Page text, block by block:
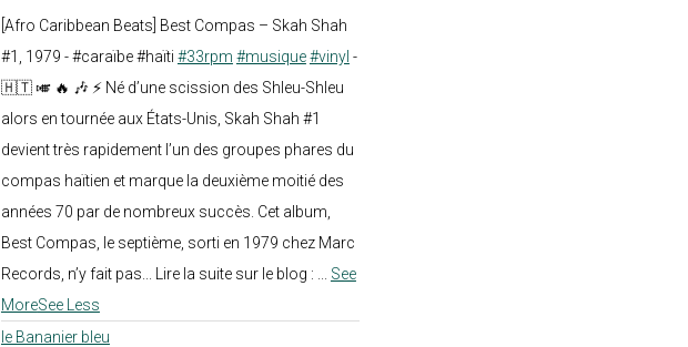
[Afro Caribbean Beats] Best Compas – Skah Shah
#1, 1979 - #caraïbe #haïti #33rpm #musique#vinyl -
🇭🇹 🎺 🔥 🎶 ⚡ Né d’une scission des Shleu-Shleu
alors en tournée aux États-Unis, Skah Shah #1
devient très rapidement l’un des groupes phares du
compas haïtien et marque la deuxième moitié des
années 70 par de nombreux succès. Cet album,
Best Compas, le septième, sorti en 1979 chez Marc
Records, n’y fait pas... Lire la suite sur le blog :
See
MoreSee Less
le Bananier bleu